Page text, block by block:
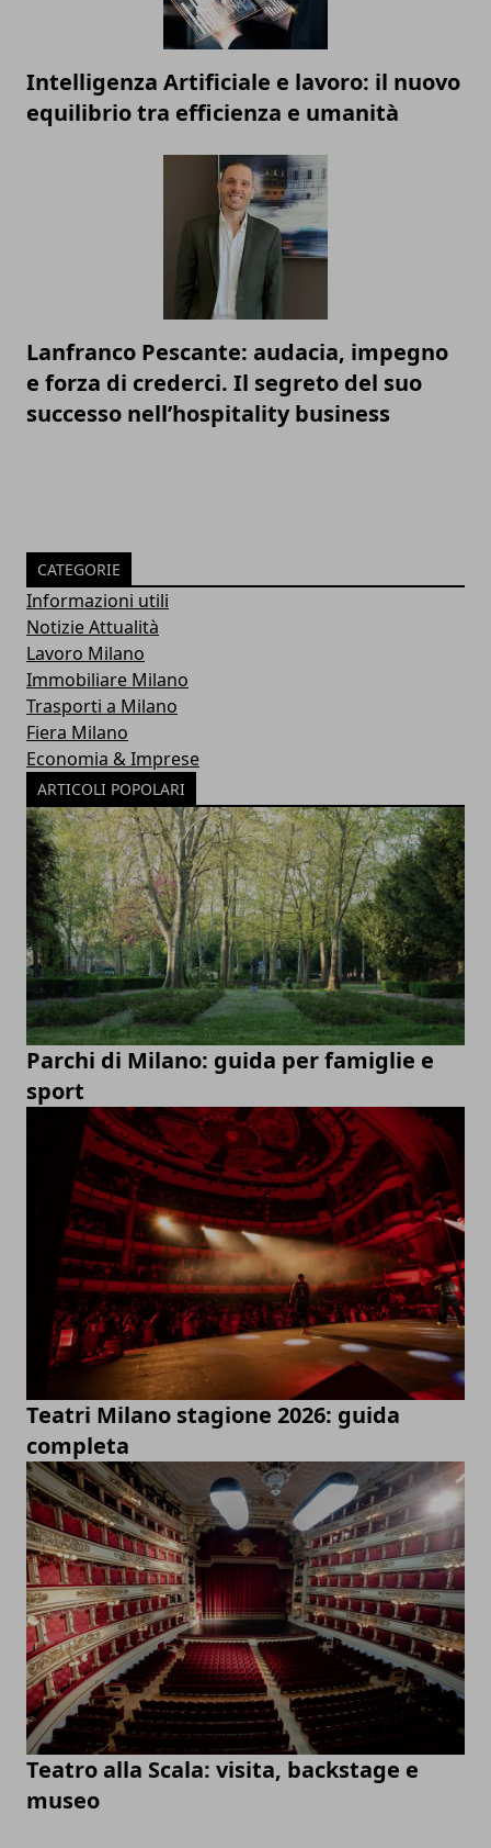
Intelligenza Artificiale e lavoro: il nuovo
equilibrio tra efficienza e umanità
Lanfranco Pescante: audacia, impegno
e forza di crederci. Il segreto del suo
successo nell’hospitality business
CATEGORIE
Informazioni utili
Notizie Attualità
Lavoro Milano
Immobiliare Milano
Trasporti a Milano
Fiera Milano
Economia & Imprese
ARTICOLI POPOLARI
Parchi di Milano: guida per famiglie e
sport
Teatri Milano stagione 2026: guida
completa
Teatro alla Scala: visita, backstage e
museo